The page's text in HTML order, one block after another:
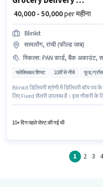
₹ 40,000 - 50,000per महीना
Blinkit
सामलोंग, रांची (फील्ड जाब)
स्किल्स: PAN कार्ड, बैंक अकाउंट,
फ्लेक्सिबल शिफ्ट 10वीं से नीचे फूड/
Blinkit डिलिवरी श्रेणी में डिलिवरी बॉय
लिए Fixed सैलरी उपलब्ध है। इस नौकरी के
माह ₹50000 तक कमा सकते हैं। इस भूमिका के
10+ दिन पहले पोस्ट की गई थी
1 2 3 4